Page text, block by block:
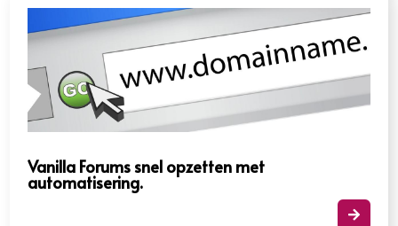
Vanilla Forums snel opzetten met
automatisering.​
